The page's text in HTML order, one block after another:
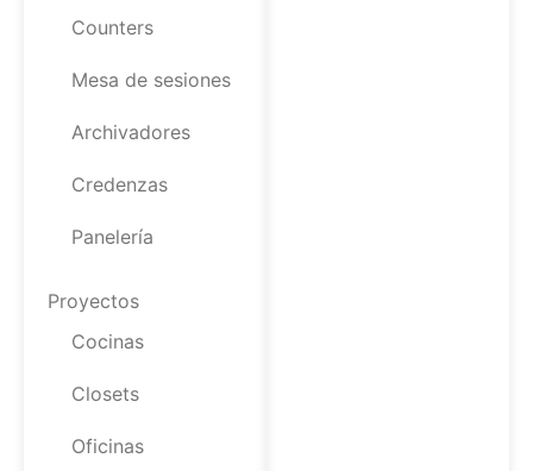
Counters
Mesa de sesiones
Archivadores
Credenzas
Panelería
Proyectos
Cocinas
Closets
Oficinas